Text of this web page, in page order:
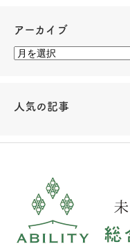
アーカイブ
人気の記事